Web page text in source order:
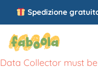
Spedizione
Data Collector must